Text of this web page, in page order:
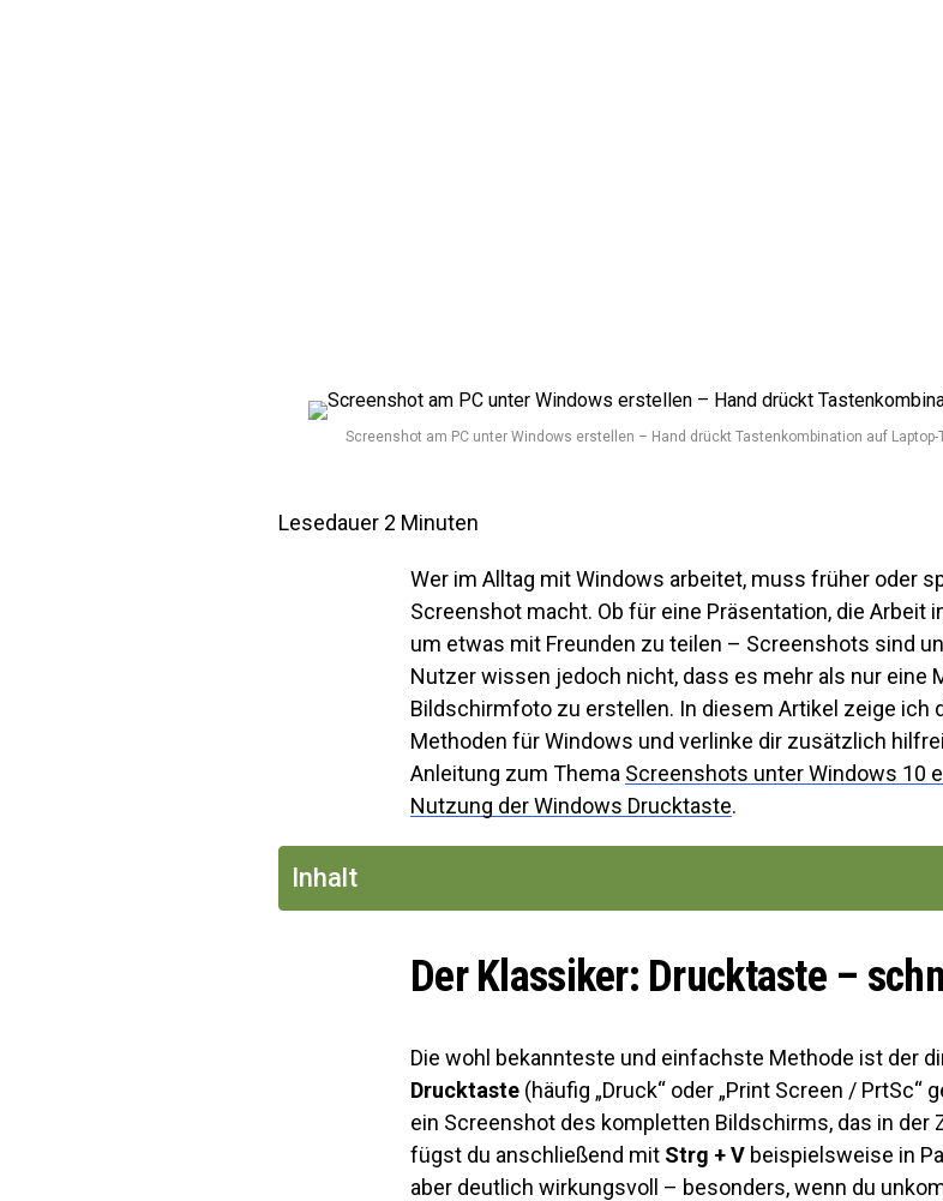
Screenshot am PC unter Windows erstellen – Hand drückt Tastenkombination auf
Lesedauer 2 Minuten
Wer im Alltag mit Windows arbeitet, muss früher oder
Screenshot macht. Ob für eine Präsentation, die Arbeit
um etwas mit Freunden zu teilen – Screenshots sind
Nutzer wissen jedoch nicht, dass es mehr als nur eine
Bildschirmfoto zu erstellen. In diesem Artikel zeige ich
Methoden für Windows und verlinke dir zusätzlich
Anleitung zum Thema Screenshots unter Windows 10
Nutzung der Windows Drucktaste.
Inhalt
Der Klassiker: Drucktaste –
Die wohl bekannteste und einfachste Methode ist der
Drucktaste (häufig „Druck“ oder „Print Screen / PrtSc“
ein Screenshot des kompletten Bildschirms, das in der
fügst du anschließend mit Strg + V beispielsweise in
aber deutlich wirkungsvoll – besonders, wenn du